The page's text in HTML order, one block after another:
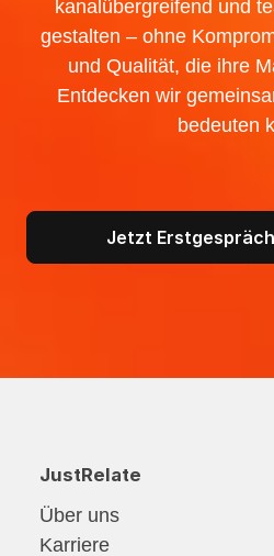
kanalübergreifend und
gestalten – ohne
und Qualität, die ihre
Entdecken wir
bedeuten
Jetzt
JustRelate
Über uns
Karriere